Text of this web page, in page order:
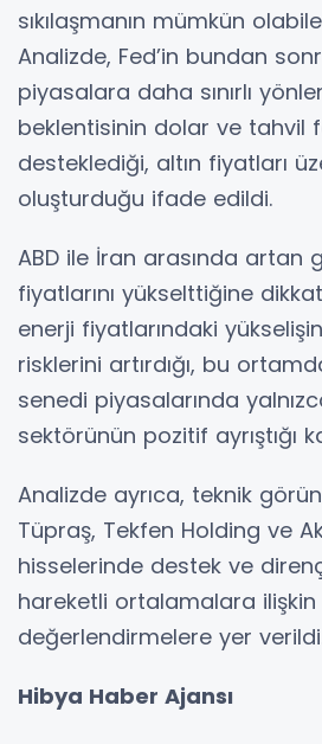
sıkılaşmanın mümkün
Analizde, Fed’in bundan
piyasalara daha sınırlı
beklentisinin dolar ve tahvil
desteklediği, altın fiyatları
oluşturduğu ifade edildi.
ABD ile İran arasında artan
fiyatlarını yükselttiğine
enerji fiyatlarındaki
risklerini artırdığı, bu
senedi piyasalarında
sektörünün pozitif ayrıştığı
Analizde ayrıca, teknik
Tüpraş, Tekfen Holding ve
hisselerinde destek ve
hareketli ortalamalara ilişkin
değerlendirmelere yer
Hibya Haber Ajansı